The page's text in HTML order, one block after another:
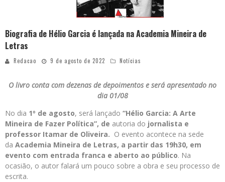
Biografia de Hélio Garcia é lançada na Academia Mineira de
Letras
Redacao 9 de agosto de 2022 Notícias
O livro conta com dezenas de depoimentos e será apresentado no
dia 01/08
No dia 1º de agosto, será lançado “Hélio Garcia: A Arte
Mineira de Fazer Política”, de autoria do jornalista e
professor Itamar de Oliveira. O evento acontece na sede
da Academia Mineira de Letras, a partir das 19h30, em
evento com entrada franca e aberto ao público. Na
ocasião, o autor falará um pouco sobre a obra e seu processo de
escrita.